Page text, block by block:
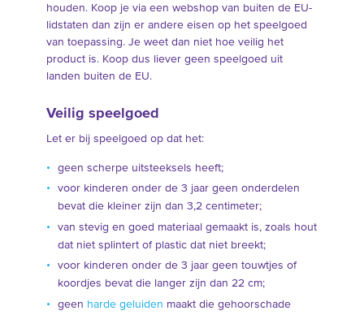
houden. Koop je via een webshop van buiten de EU-
lidstaten dan zijn er andere eisen op het speelgoed
van toepassing. Je weet dan niet hoe veilig het
product is. Koop dus liever geen speelgoed uit
landen buiten de EU.
Veilig speelgoed
Let er bij speelgoed op dat het:
geen scherpe uitsteeksels heeft;
voor kinderen onder de 3 jaar geen onderdelen
bevat die kleiner zijn dan 3,2 centimeter;
van stevig en goed materiaal gemaakt is, zoals hout
dat niet splintert of plastic dat niet breekt;
voor kinderen onder de 3 jaar geen touwtjes of
koordjes bevat die langer zijn dan 22 cm;
geen harde geluiden maakt die gehoorschade